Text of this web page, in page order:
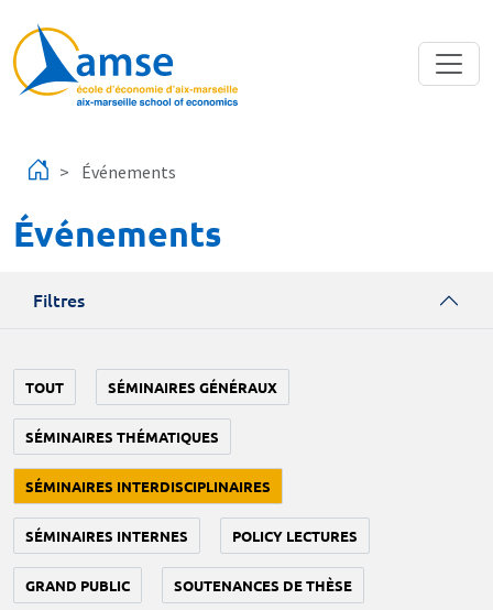
Événements
Événements
Filtres
TOUT SÉMINAIRES GÉNÉRAUX
SÉMINAIRES THÉMATIQUES
SÉMINAIRES INTERDISCIPLINAIRES
SÉMINAIRES INTERNES POLICY LECTURES
GRAND PUBLIC SOUTENANCES DE THÈSE